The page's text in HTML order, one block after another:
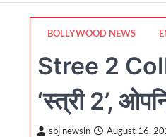
BOLLYWOOD NEWS
Stree 2
‘स्त्री 2’,
sbj newsin August 16,